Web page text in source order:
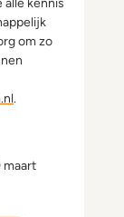
alle kennis
om zo
.
maart